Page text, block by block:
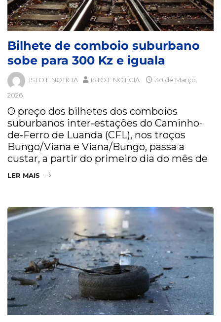
Bilhete de comboio suburbano
sobe para 300 Kz e iguala
ISTO É NOTÍCIA ISTO É NOTÍCIA
30 de Março,
2026
O preço dos bilhetes dos comboios
suburbanos inter-estações do Caminho-
de-Ferro de Luanda (CFL), nos troços
Bungo/Viana e Viana/Bungo, passa a
custar, a partir do primeiro dia do mês de
LER MAIS